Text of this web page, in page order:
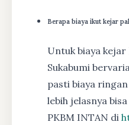
Berapa biaya ikut kejar
Untuk biaya kejar
Sukabumi
pasti biaya
lebih jelasnya
PKBM INTAN di